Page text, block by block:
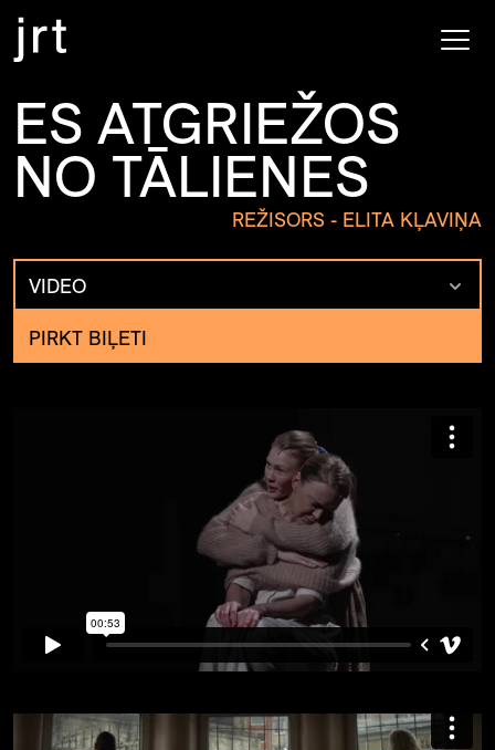
ES ATGRIEŽOS
NO TĀLIENES
REŽISORS - ELITA KĻAVIŅA
VIDEO
PIRKT BIĻETI